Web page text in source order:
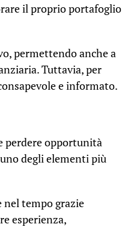
il proprio portafoglio
permettendo anche a
Tuttavia, per
e informato.
perdere opportunità
degli elementi più
nel tempo grazie
esperienza,